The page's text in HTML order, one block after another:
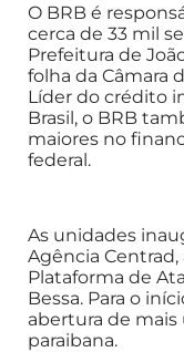
O BRB é
cerca de 33 mil
Prefeitura de
folha da Câmara
Líder do crédito
Brasil, o BRB
maiores no
federal.
As unidades
Agência Centrad,
Plataforma de
Bessa. Para o
abertura de mais
paraibana.